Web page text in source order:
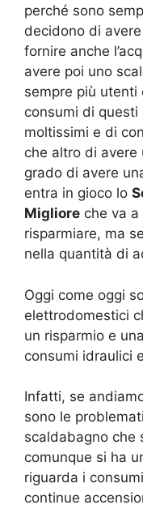
perché sono
decidono di
fornire anche
avere poi uno
sempre più utenti
consumi di
moltissimi e di
che altro di avere
grado di avere
entra in gioco lo
Migliore che va
risparmiare, ma
nella quantità di
Oggi come oggi
elettrodomestici
un risparmio e
consumi idraulici
Infatti, se
sono le
scaldabagno che
comunque si ha
riguarda i
continue